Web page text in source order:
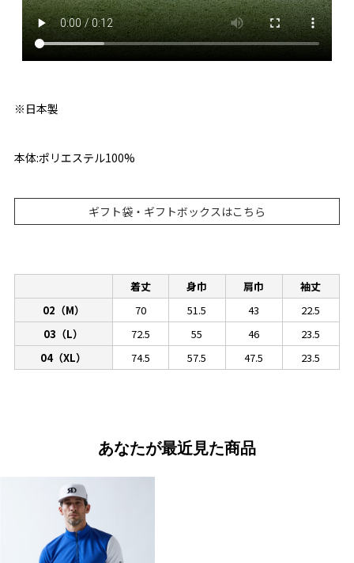
※日本製
本体:ポリエステル100%
ギフト袋・ギフトボックスはこちら
着丈 身巾 肩巾
袖丈
02（M）
70 51.5 43
22.5
03（L）
72.5 55 46
23.5
04（XL）
74.5 57.5 47.5 23.5
あなたが最近見た商品